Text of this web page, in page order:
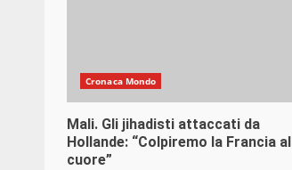
Cronaca Mondo
Mali. Gli jihadisti attaccati da
Hollande: “Colpiremo la Francia al
cuore”